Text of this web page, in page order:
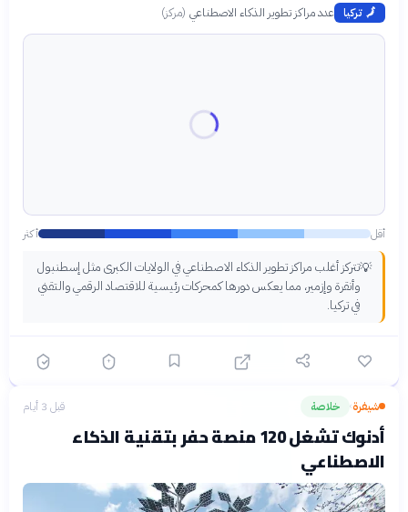
🗾 تركيا عدد مراكز تطوير الذكاء الاصطناعي (مركز)
أقل أكثر
💡تتركز أغلب مراكز تطوير الذكاء الاصطناعي في الولايات الكبرى مثل إسطنبول
وأنقرة وإزمير، مما يعكس دورها كمحركات رئيسية للاقتصاد الرقمي والتقني
في تركيا.
شيفرة› خلاصة قبل 3 أيام
أدنوك تشغل 120 منصة حفر بتقنية الذكاء
الاصطناعي